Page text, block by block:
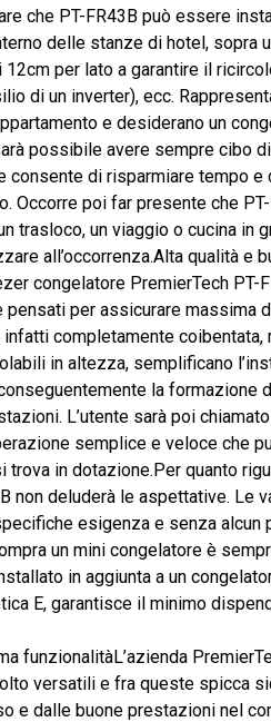
che PT-FR43B può essere
delle stanze di hotel, sopra
per lato a garantire il
di un inverter), ecc.
e desiderano un
possibile avere sempre cibo
consente di risparmiare tempo e
Occorre poi far presente che
trasloco, un viaggio o cucina in
all’occorrenza.Alta qualità e
congelatore PremierTech PT-
per assicurare massima
completamente coibentata,
in altezza, semplificano
la formazione
L’utente sarà poi
semplice e veloce che
trova in dotazione.Per quanto
non deluderà le aspettative. Le
esigenza e senza alcun
un mini congelatore è
in aggiunta a un
E, garantisce il minimo
funzionalitàL’azienda
versatili e fra queste spicca
e dalle buone prestazioni nel